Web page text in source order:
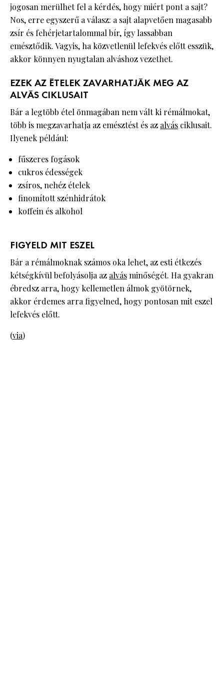
jogosan merülhet fel a kérdés, hogy miért pont a sajt?
Nos, erre egyszerű a válasz: a sajt alapvetően magasabb
zsír és fehérjetartalommal bír, így lassabban
emésztődik. Vagyis, ha közvetlenül lefekvés előtt esszük,
akkor könnyen nyugtalan alváshoz vezethet.
EZEK AZ ÉTELEK ZAVARHATJÁK MEG AZ
ALVÁS CIKLUSAIT
Bár a legtöbb étel önmagában nem vált ki rémálmokat,
több is megzavarhatja az emésztést és az alvás ciklusait.
Ilyenek például:
fűszeres fogások
cukros édességek
zsíros, nehéz ételek
finomított szénhidrátok
koffein és alkohol
FIGYELD MIT ESZEL
Bár a rémálmoknak számos oka lehet, az esti étkezés
kétségkívül befolyásolja az alvásminőségét. Ha gyakran
ébredsz arra, hogy kellemetlen álmok gyötörnek,
akkor érdemes arra figyelned, hogy pontosan mit eszel
lefekvés előtt.
(via)